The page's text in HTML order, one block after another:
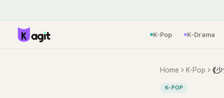
K-Pop K-Drama
Home K-Pop
K-POP